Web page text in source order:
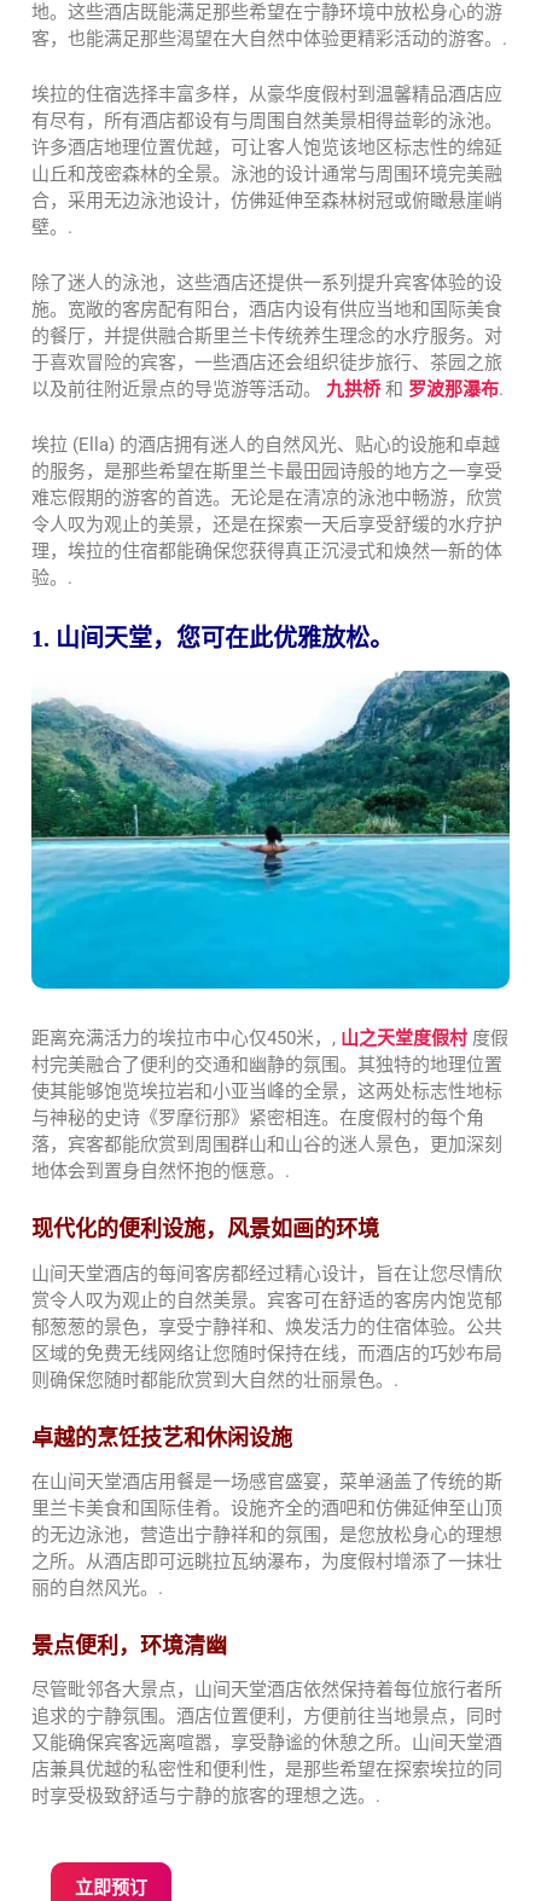
地。这些酒店既能满足那些希望在宁静环境中放松身心的游
客，也能满足那些渴望在大自然中体验更精彩活动的游客。.
埃拉的住宿选择丰富多样，从豪华度假村到温馨精品酒店应
有尽有，所有酒店都设有与周围自然美景相得益彰的泳池。
许多酒店地理位置优越，可让客人饱览该地区标志性的绵延
山丘和茂密森林的全景。泳池的设计通常与周围环境完美融
合，采用无边泳池设计，仿佛延伸至森林树冠或俯瞰悬崖峭
壁。.
除了迷人的泳池，这些酒店还提供一系列提升宾客体验的设
施。宽敞的客房配有阳台，酒店内设有供应当地和国际美食
的餐厅，并提供融合斯里兰卡传统养生理念的水疗服务。对
于喜欢冒险的宾客，一些酒店还会组织徒步旅行、茶园之旅
以及前往附近景点的导览游等活动。 九拱桥和 罗波那瀑布.
埃拉 (Ella) 的酒店拥有迷人的自然风光、贴心的设施和卓越
的服务，是那些希望在斯里兰卡最田园诗般的地方之一享受
难忘假期的游客的首选。无论是在清凉的泳池中畅游，欣赏
令人叹为观止的美景，还是在探索一天后享受舒缓的水疗护
理，埃拉的住宿都能确保您获得真正沉浸式和焕然一新的体
验。.
1. 山间天堂，您可在此优雅放松。
距离充满活力的埃拉市中心仅450米，, 山之天堂度假村度假
村完美融合了便利的交通和幽静的氛围。其独特的地理位置
使其能够饱览埃拉岩和小亚当峰的全景，这两处标志性地标
与神秘的史诗《罗摩衍那》紧密相连。在度假村的每个角
落，宾客都能欣赏到周围群山和山谷的迷人景色，更加深刻
地体会到置身自然怀抱的惬意。.
现代化的便利设施，风景如画的环境
山间天堂酒店的每间客房都经过精心设计，旨在让您尽情欣
赏令人叹为观止的自然美景。宾客可在舒适的客房内饱览郁
郁葱葱的景色，享受宁静祥和、焕发活力的住宿体验。公共
区域的免费无线网络让您随时保持在线，而酒店的巧妙布局
则确保您随时都能欣赏到大自然的壮丽景色。.
卓越的烹饪技艺和休闲设施
在山间天堂酒店用餐是一场感官盛宴，菜单涵盖了传统的斯
里兰卡美食和国际佳肴。设施齐全的酒吧和仿佛延伸至山顶
的无边泳池，营造出宁静祥和的氛围，是您放松身心的理想
之所。从酒店即可远眺拉瓦纳瀑布，为度假村增添了一抹壮
丽的自然风光。.
景点便利，环境清幽
尽管毗邻各大景点，山间天堂酒店依然保持着每位旅行者所
追求的宁静氛围。酒店位置便利，方便前往当地景点，同时
又能确保宾客远离喧嚣，享受静谧的休憩之所。山间天堂酒
店兼具优越的私密性和便利性，是那些希望在探索埃拉的同
时享受极致舒适与宁静的旅客的理想之选。.
立即预订